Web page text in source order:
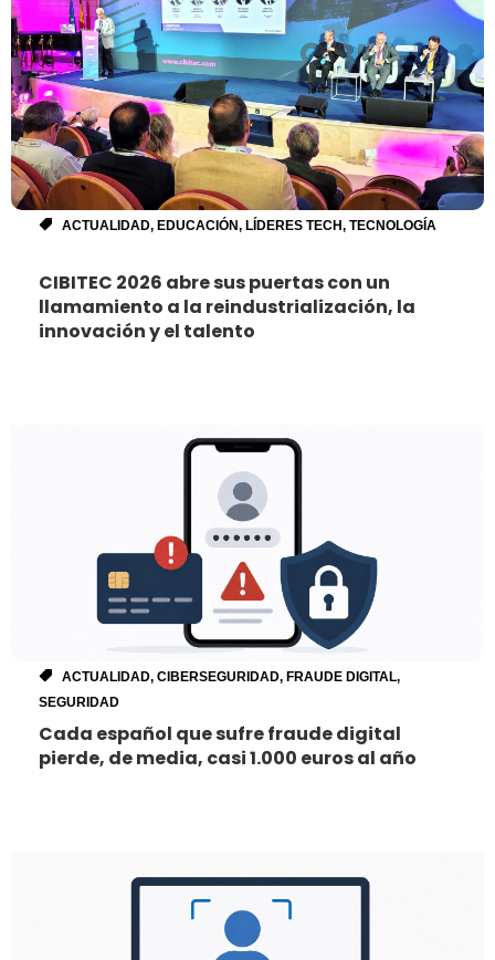
ACTUALIDAD, EDUCACIÓN, LÍDERES TECH, TECNOLOGÍA
CIBITEC 2026 abre sus puertas con un
llamamiento a la reindustrialización, la
innovación y el talento
ACTUALIDAD, CIBERSEGURIDAD, FRAUDE DIGITAL,
SEGURIDAD
Cada español que sufre fraude digital
pierde, de media, casi 1.000 euros al año